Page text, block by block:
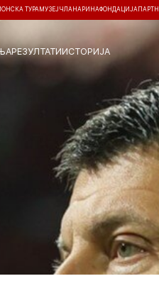
ТУРАМУЗЕЈ ЧЛАНАРИНАФОНДАЦИЈА
РЕЗУЛТАТИИСТОРИЈА